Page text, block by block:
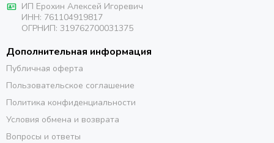
ИП Ерохин Алексей Игоревич
ИНН: 761104919817
ОГРНИП: 319762700031375
Дополнительная информация
Публичная оферта
Пользовательское соглашение
Политика конфиденциальности
Условия обмена и возврата
Вопросы и ответы